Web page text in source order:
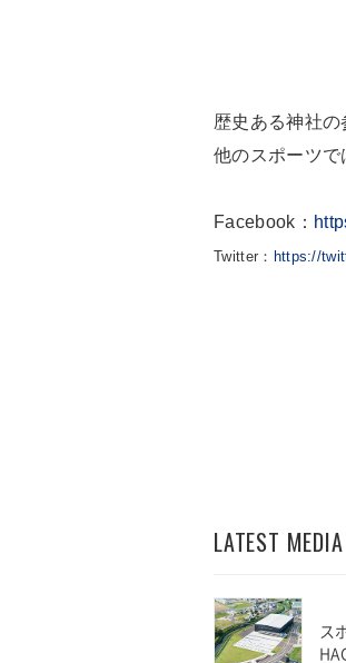
歴史ある神社
他のスポーツで
Facebook：
Twitter： https://
LATEST MEDIA
ス